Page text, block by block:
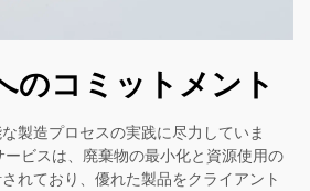
のコミットメント
製造プロセスの実践に尽力していま
ビスは、廃棄物の最小化と資源使用の
れており、優れた製品をクライアント